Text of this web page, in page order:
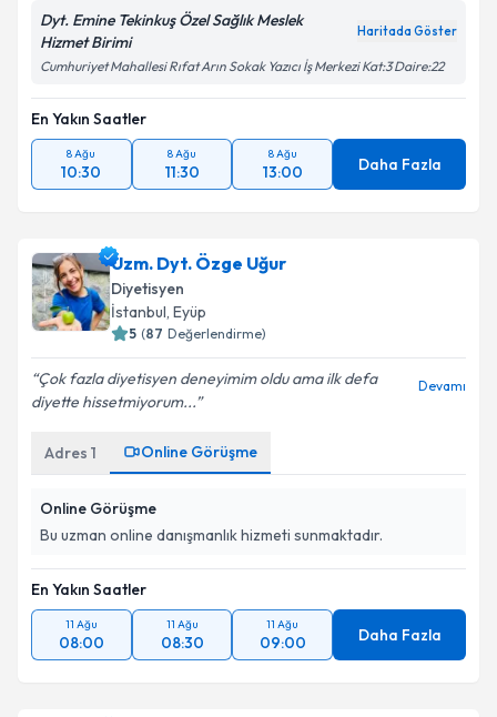
Dyt. Emine Tekinkuş Özel Sağlık Meslek
Hizmet Birimi
Cumhuriyet Mahallesi Rıfat Arın Sokak Yazıcı İş Merkezi Kat:3 Daire:22
En Yakın Saatler
8 Ağu
10:30
8 Ağu
11:30
8 Ağu
13:00 Daha Fazla
Uzm. Dyt. Özge Uğur
Diyetisyen
İstanbul,Eyüp
( Değerlendirme)
Çok fazla diyetisyen deneyimim oldu ama ilk defa
diyette hissetmiyorum...
Adres 1 Online Görüşme
Online Görüşme
Bu uzman online danışmanlık hizmeti sunmaktadır.
En Yakın Saatler
11 Ağu
08:00
11 Ağu
08:30
11 Ağu
09:00 Daha Fazla